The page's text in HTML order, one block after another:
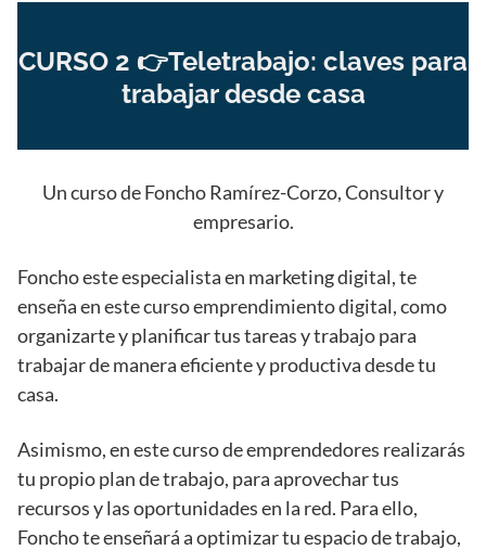
CURSO 2 👉Teletrabajo: claves para
trabajar desde casa
Un curso de Foncho Ramírez-Corzo, Consultor y
empresario.
Foncho este especialista en marketing digital, te
enseña en este curso emprendimiento digital, como
organizarte y planificar tus tareas y trabajo para
trabajar de manera eficiente y productiva desde tu
casa.
Asimismo, en este curso de emprendedores realizarás
tu propio plan de trabajo, para aprovechar tus
recursos y las oportunidades en la red. Para ello,
Foncho te enseñará a optimizar tu espacio de trabajo,